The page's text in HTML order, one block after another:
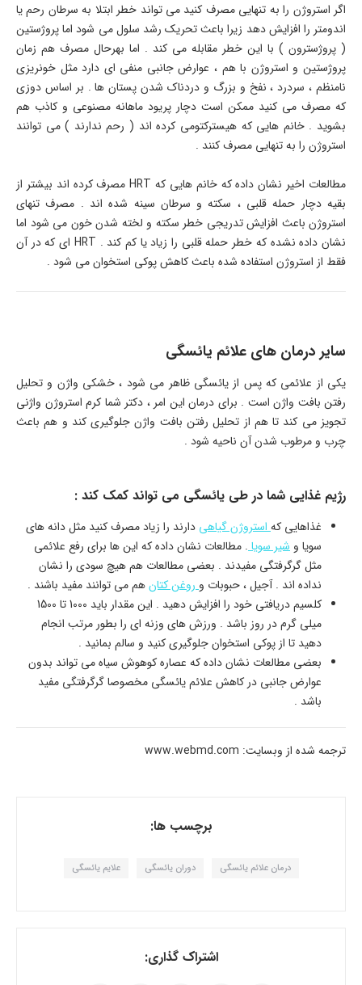
اگر استروژن را به تنهایی مصرف کنید می تواند خطر ابتلا به سرطان رحم یا
اندومتر را افزایش دهد زیرا باعث تحریک رشد سلول می شود اما پروژستین
( پروژسترون ) با این خطر مقابله می کند . اما بهرحال مصرف هم زمان
پروژستین و استروژن با هم ، عوارض جانبی منفی ای دارد مثل خونریزی
نامنظم ، سردرد ، نفخ و بزرگ و دردناک شدن پستان ها . بر اساس دوزی
که مصرف می کنید ممکن است دچار پریود ماهانه مصنوعی و کاذب هم
بشوید . خانم هایی که هیسترکتومی کرده اند ( رحم ندارند ) می توانند
استروژن را به تنهایی مصرف کنند .
مطالعات اخیر نشان داده که خانم هایی که HRT مصرف کرده اند بیشتر از
بقیه دچار حمله قلبی ، سکته و سرطان سینه شده اند . مصرف تنهای
استروژن باعث افزایش تدریجی خطر سکته و لخته شدن خون می شود اما
نشان داده نشده که خطر حمله قلبی را زیاد یا کم کند . HRT ای که در آن
فقط از استروژن استفاده شده باعث کاهش پوکی استخوان می شود .
سایر درمان های علائم یائسگی
یکی از علائمی که پس از یائسگی ظاهر می شود ، خشکی واژن و تحلیل
رفتن بافت واژن است . برای درمان این امر ، دکتر شما کرم استروژن واژنی
تجویز می کند تا هم از تحلیل رفتن بافت واژن جلوگیری کند و هم باعث
چرب و مرطوب شدن آن ناحیه شود .
رژیم غذایی شما در طی یائسگی می تواند کمک کند :
غذاهایی کهاستروژن گیاهی دارند را زیاد مصرف کنید مثل دانه های
سویا و شیر سویا. مطالعات نشان داده که این ها برای رفع علائمی
مثل گرگرفتگی مفیدند . بعضی مطالعات هم هیچ سودی را نشان
نداده اند . آجیل ، حبوبات وروغن کتانهم می توانند مفید باشند .
کلسیم دریافتی خود را افزایش دهید . این مقدار باید 1000 تا 1500
میلی گرم در روز باشد . ورزش های وزنه ای را بطور مرتب انجام
دهید تا از پوکی استخوان جلوگیری کنید و سالم بمانید .
بعضی مطالعات نشان داده که عصاره کوهوش سیاه می تواند بدون
عوارض جانبی در کاهش علائم یائسگی مخصوصا گرگرفتگی مفید
باشد .
ترجمه شده از وبسایت: www.webmd.com
برچسب ها:
درمان علائم یائسگی دوران یائسگی علایم یائسگی
اشتراک گذاری: